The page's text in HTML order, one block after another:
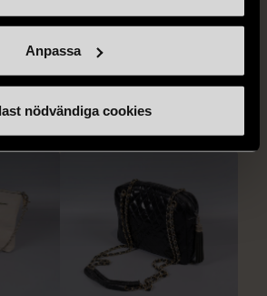
Anpassa
nödvändiga cookies
lock
Nytt skick